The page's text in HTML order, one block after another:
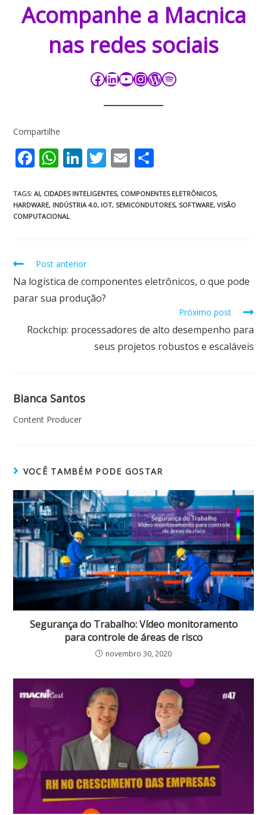
Acompanhe a Macnica
nas redes sociais​​​
Compartilhe
F
e
b
k
W
at
s
p
Li
k
e
T
itt
er
E
ai
l
ar
e
TAGS:AI, CIDADES INTELIGENTES, COMPONENTES ELETRÔNICOS,
HARDWARE, INDÚSTRIA 4.0, IOT, SEMICONDUTORES, SOFTWARE, VISÃO
COMPUTACIONAL
Post anterior
Na logística de componentes eletrônicos, o que pode
parar sua produção?
Próximo post
Rockchip: processadores de alto desempenho para
seus projetos robustos e escaláveis
Bianca Santos
Content Producer
VOCÊ TAMBÉM PODE GOSTAR
Segurança do Trabalho: Vídeo monitoramento
para controle de áreas de risco
novembro 30, 2020